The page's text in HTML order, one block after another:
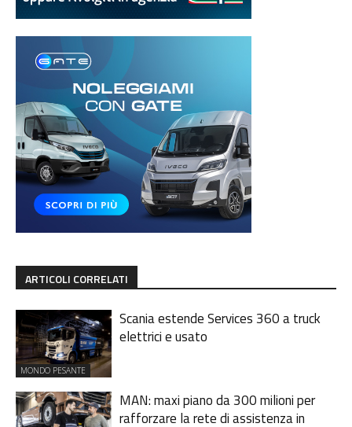
ARTICOLI CORRELATI
MONDO PESANTE
Scania estende Services 360 a truck
elettrici e usato
MAN: maxi piano da 300 milioni per
rafforzare la rete di assistenza in